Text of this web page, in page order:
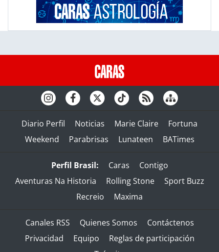
Diario Perfil Noticias Marie Claire
Fortuna
Weekend
Parabrisas Lunateen BATimes
Perfil Brasil: Caras
Contigo
Aventuras Na Historia
Rolling Stone
Sport Buzz
Recreio
Maxima
Canales RSS Quienes Somos
Contáctenos
Privacidad
Equipo
Reglas de participación